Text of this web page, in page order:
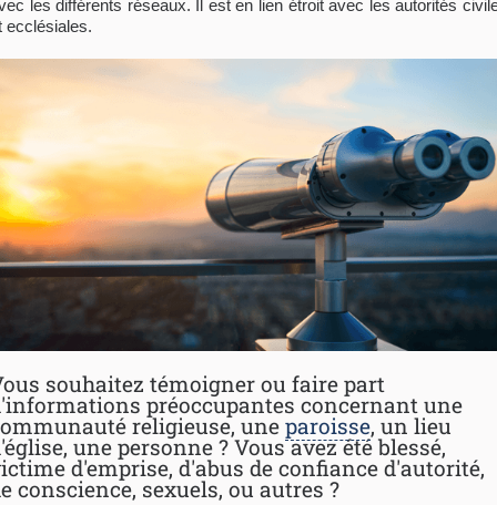
les différents réseaux. Il est en lien étroit avec les autorités
ecclésiales.
souhaitez témoigner ou faire part
préoccupantes concernant une
religieuse, une paroisse, un lieu
une personne ? Vous avez été blessé,
d'emprise, d'abus de confiance d'autorité,
conscience, sexuels, ou autres ?